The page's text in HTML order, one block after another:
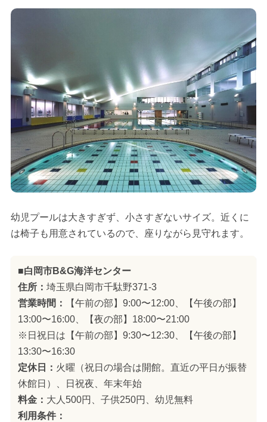
幼児プールは大きすぎず、小さすぎないサイズ。近くに
は椅子も用意されているので、座りながら見守れます。
■白岡市B&G海洋センター
住所： 埼玉県白岡市千駄野371-3
営業時間：
【午前の部】9:00〜12:00、【午後の部】
13:00〜16:00、【夜の部】18:00〜21:00
※日祝日は【午前の部】9:30〜12:30、【午後の部】
13:30〜16:30
定休日： 火曜（祝日の場合は開館。直近の平日が振替
休館日）、日祝夜、年末年始
料金： 大人500円、子供250円、幼児無料
利用条件：